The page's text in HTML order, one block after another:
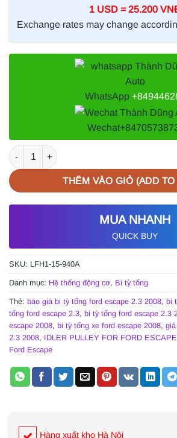
1 USD = 25.200
Exchange rates may change
WhatsApp
Wechat
BI TỲ TỔNG FORD ESCAPE 2.3 2008 số
THÊM VÀO GIỎ (ADD TO
MUA NHANH
QUICK BUY
SKU: LFH1-15-940A
Danh mục: Hệ thống động cơ, Bi tỳ tổng
Thẻ: báo giá bi tỳ tổng ford escape 2.3 2008, bi
tổng ford escape 2.3, bi tỳ tổng ford escape 2.3
escape 2008, bi tỳ tổng xe ford escape 2008,
2.3 2008, IDLER PULLEY FOR FORD ESCAPE
Ford Escape
Hàng xuất kho Hà Nội